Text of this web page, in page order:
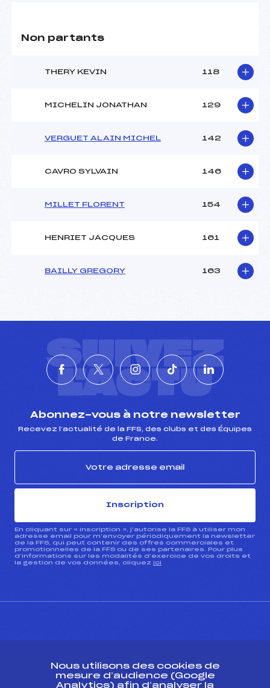
Non partants
THERY KEVIN 118
MICHELIN JONATHAN 129
VERGUET ALAIN MICHEL 142
CAVRO SYLVAIN 146
MILLET FLORENT 154
HENRIET JACQUES 161
BAILLY GREGORY 163
SUIVEZ
L'ACTU
Abonnez-vous à notre newsletter
Recevez l’actualité de la FFS, des clubs et des Équipes
de France.
Inscription
En cliquant sur « inscription », j’autorise la FFS à utiliser mon
adresse email pour m’envoyer périodiquement la newsletter
de la FFS, qui peut contenir des offres commerciales et
promotionnelles de la FFS ou de ses partenaires. Pour plus
d’informations sur les modalités d’exercice de vos droits et
la gestion de vos données, cliquez ici
Nous utilisons des cookies de
mesure d’audience (Google
Analytics) afin d’analyser la